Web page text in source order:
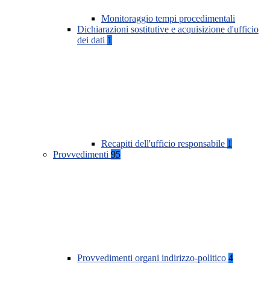
Monitoraggio tempi procedimentali
Dichiarazioni sostitutive e acquisizione d'ufficio
dei dati 1
Recapiti dell'ufficio responsabile 1
Provvedimenti 95
Provvedimenti organi indirizzo-politico 4